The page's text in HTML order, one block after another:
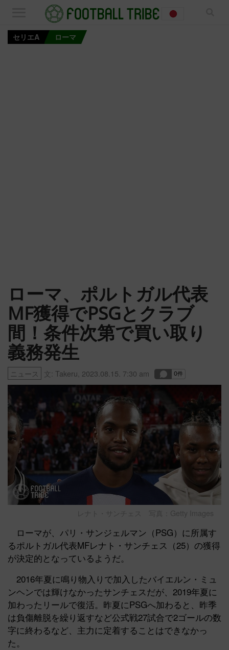
セリエA ローマ
ローマ、ポルトガル代表
MF獲得でPSGとクラブ
間！条件次第で買い取り
義務発生
ニュース 文: Takeru 2023.08.15. 7:30 am
レナト・サンチェス 写真：Getty Images
ローマが、パリ・サンジェルマン（PSG）に所属す
るポルトガル代表MFレナト・サンチェス（25）の獲得
が決定的となっているようだ。
2016年夏に鳴り物入りで加入したバイエルン・ミュ
ンヘンでは輝けなかったサンチェスだが、2019年夏に
加わったリールで復活。昨夏にPSGへ加わると、昨季
は負傷離脱を繰り返すなど公式戦27試合で2ゴールの数
字に終わるなど、主力に定着することはできなかっ
た。